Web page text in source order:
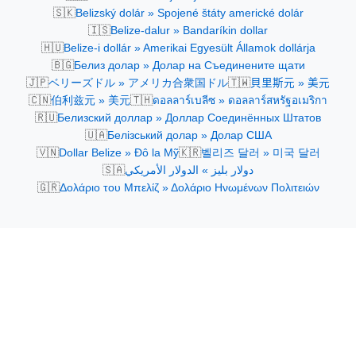
🇸🇰Belizský dolár » Spojené štáty americké dolár
🇮🇸Belize-dalur » Bandaríkin dollar
🇭🇺Belize-i dollár » Amerikai Egyesült Államok dollárja
🇧🇬Белиз долар » Долар на Съединените щати
🇯🇵ベリーズドル » アメリカ合衆国ドル🇹🇼貝里斯元 » 美元
🇨🇳伯利兹元 » 美元🇹🇭ดอลลาร์เบลีซ » ดอลลาร์สหรัฐอเมริกา
🇷🇺Белизский доллар » Доллар Соединённых Штатов
🇺🇦Белізський долар » Долар США
🇻🇳Dollar Belize » Đô la Mỹ🇰🇷벨리즈 달러 » 미국 달러
🇸🇦دولار بليز » الدولار الأمريكي
🇬🇷Δολάριο του Μπελίζ » Δολάριο Ηνωμένων Πολιτειών